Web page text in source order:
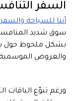
السفر
أنتا للسياحة والسفر
سوق شديد
بشكل ملحوظ حول
والعروض
ورغم تنوّع الباقات